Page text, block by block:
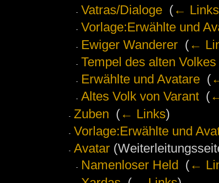
Vatras/Dialoge‎ (← Links
Vorlage:Erwählte und
Ewiger Wanderer‎ (←
Tempel des alten
Erwählte und Avatare‎ (
Altes Volk von Varant‎ (
Zuben (← Links)
Vorlage:Erwählte und
Avatar
Namenloser Held
(←